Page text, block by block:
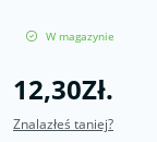
W magazynie
12,30Zł.
Znalazłeś taniej?